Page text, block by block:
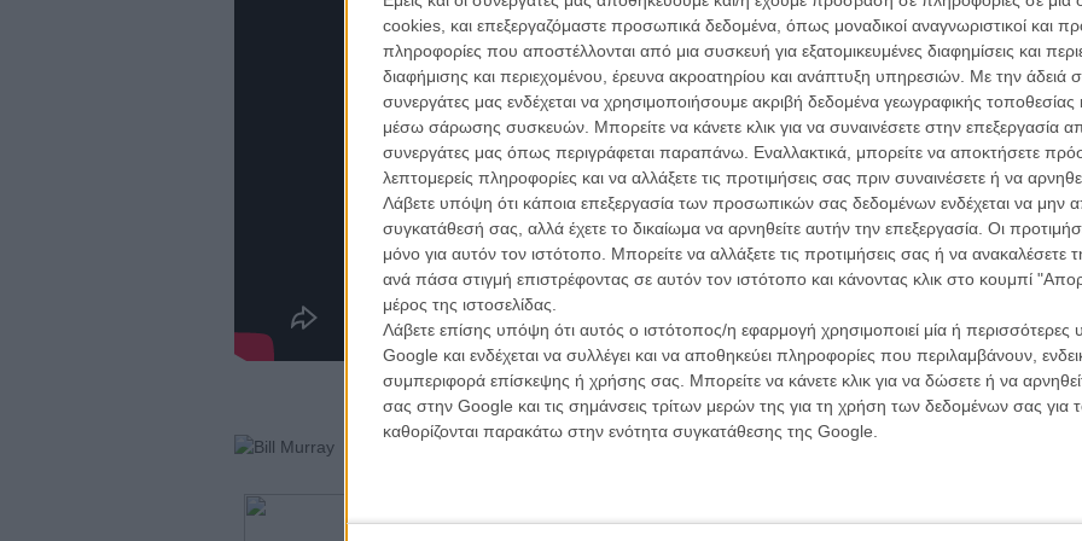
cookies, και επεξεργαζόμαστε προσωπικά δεδομένα, όπως μοναδικοί αναγνωριστικοί και
πληροφορίες που αποστέλλονται από μια συσκευή για εξατομικευμένες διαφημίσεις και
διαφήμισης και περιεχομένου, έρευνα ακροατηρίου και ανάπτυξη υπηρεσιών. Με την άδειά
συνεργάτες μας ενδέχεται να χρησιμοποιήσουμε ακριβή δεδομένα γεωγραφικής τοποθεσίας
μέσω σάρωσης συσκευών. Μπορείτε να κάνετε κλικ για να συναινέσετε στην επεξεργασία
συνεργάτες μας όπως περιγράφεται παραπάνω. Εναλλακτικά, μπορείτε να αποκτήσετε
λεπτομερείς πληροφορίες και να αλλάξετε τις προτιμήσεις σας πριν συναινέσετε ή να
Λάβετε υπόψη ότι κάποια επεξεργασία των προσωπικών σας δεδομένων ενδέχεται να μην
συγκατάθεσή σας, αλλά έχετε το δικαίωμα να αρνηθείτε αυτήν την επεξεργασία. Οι
μόνο για αυτόν τον ιστότοπο. Μπορείτε να αλλάξετε τις προτιμήσεις σας ή να ανακαλέσετε
ανά πάσα στιγμή επιστρέφοντας σε αυτόν τον ιστότοπο και κάνοντας κλικ στο κουμπί
μέρος της ιστοσελίδας.
Λάβετε επίσης υπόψη ότι αυτός ο ιστότοπος/η εφαρμογή χρησιμοποιεί μία ή περισσότερες
Google και ενδέχεται να συλλέγει και να αποθηκεύει πληροφορίες που περιλαμβάνουν,
συμπεριφορά επίσκεψης ή χρήσης σας. Μπορείτε να κάνετε κλικ για να δώσετε ή να
σας στην Google και τις σημάνσεις τρίτων μερών της για τη χρήση των δεδομένων σας
καθορίζονται παρακάτω στην ενότητα συγκατάθεσης της Google.
Οι
Μπέλα Ταρ
Μια Θέση
Τζορτζ
Οδύσσεια
The
Ο